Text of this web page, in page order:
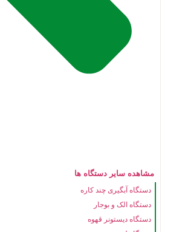
مشاهده سایر دستگاه ها
دستگاه آبگیری چند کاره
دستگاه الک و بوجار
دستگاه دیستونر قهوه